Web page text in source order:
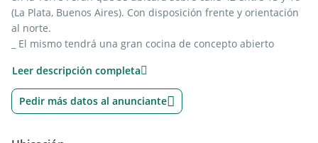
(La Plata, Buenos Aires). Con disposición frente y orientación
al norte.
_ El mismo tendrá una gran cocina de concepto abierto
living comedor mediante una gran isla central, un dormitorio
con placard empotrado y un baño completo con ducha.
Amplio y luminoso, también dispondrá de balcón semi
El edificio contará con terraza provista con salón de usos
Leer descripción completa
Pedir más datos al anunciante